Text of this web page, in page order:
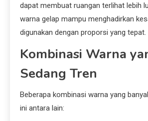
dapat membuat ruangan terlihat lebih
warna gelap mampu menghadirkan
digunakan dengan proporsi yang tepat.
Kombinasi Warna
Sedang Tren
Beberapa kombinasi warna yang
ini antara lain: